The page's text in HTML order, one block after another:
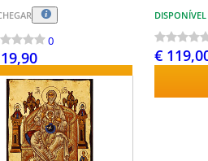
0
COMPRAR
DISPONÍVEL
€